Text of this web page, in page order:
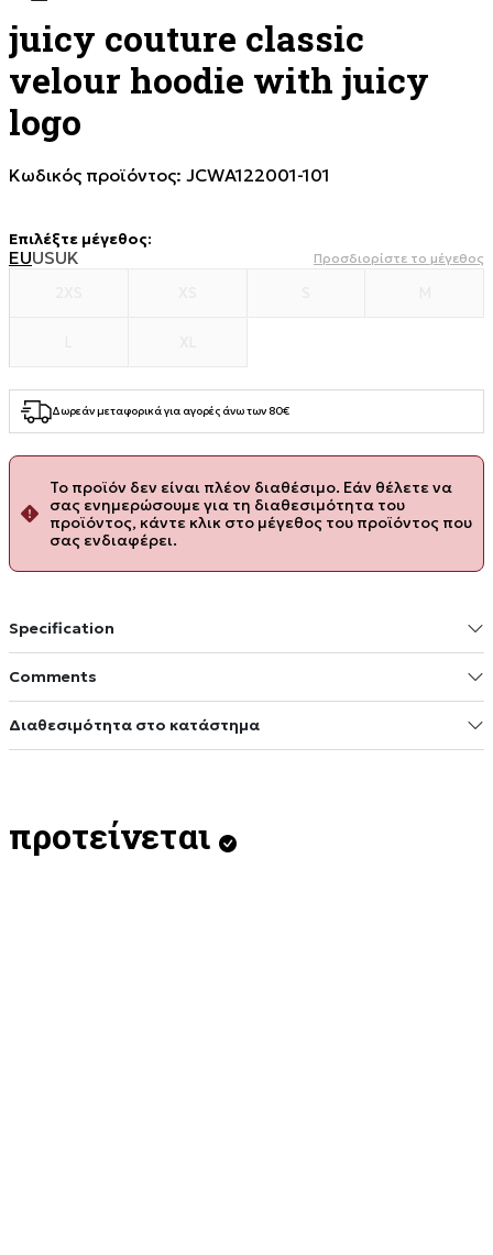
juicy couture classic
velour hoodie with juicy
logo
Κωδικός προϊόντος: JCWA122001-101
Επιλέξτε μέγεθος:
EUUSUK Προσδιορίστε το μέγεθος
Δωρεάν μεταφορικά για αγορές άνω των 80€
Το προϊόν δεν είναι πλέον διαθέσιμο. Εάν θέλετε να
σας ενημερώσουμε για τη διαθεσιμότητα του
προϊόντος, κάντε κλικ στο μέγεθος του προϊόντος που
σας ενδιαφέρει.
Specification
Comments
Διαθεσιμότητα στο κατάστημα
προτείνεται